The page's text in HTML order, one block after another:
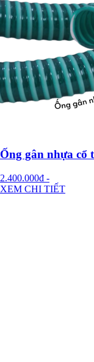
Ống gân nhựa cổ
2.400.000đ -
XEM CHI TIẾT